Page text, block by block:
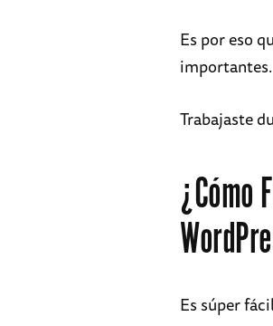
Es por eso
importantes.
Trabajaste
¿Cómo
Es súper